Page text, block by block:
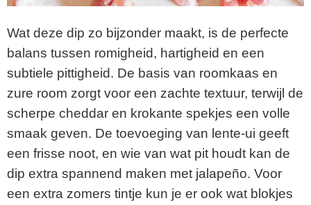
Wat deze dip zo bijzonder maakt, is de perfecte
balans tussen romigheid, hartigheid en een
subtiele pittigheid. De basis van roomkaas en
zure room zorgt voor een zachte textuur, terwijl de
scherpe cheddar en krokante spekjes een volle
smaak geven. De toevoeging van lente-ui geeft
een frisse noot, en wie van wat pit houdt kan de
dip extra spannend maken met jalapeño. Voor
een extra zomers tintje kun je er ook wat blokjes